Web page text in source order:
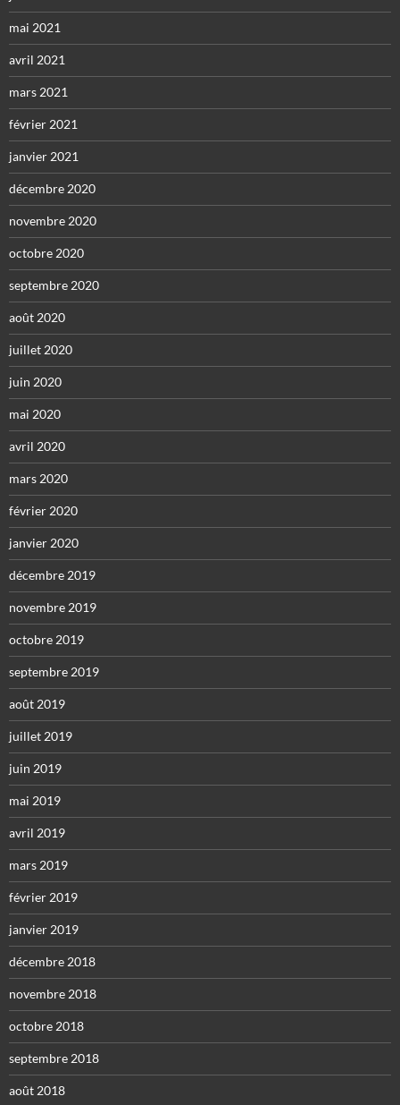
mai 2021
avril 2021
mars 2021
février 2021
janvier 2021
décembre 2020
novembre 2020
octobre 2020
septembre 2020
août 2020
juillet 2020
juin 2020
mai 2020
avril 2020
mars 2020
février 2020
janvier 2020
décembre 2019
novembre 2019
octobre 2019
septembre 2019
août 2019
juillet 2019
juin 2019
mai 2019
avril 2019
mars 2019
février 2019
janvier 2019
décembre 2018
novembre 2018
octobre 2018
septembre 2018
août 2018